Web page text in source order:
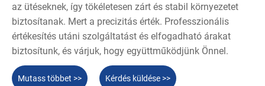
az ütéseknek, így tökéletesen zárt és stabil környezetet
biztosítanak. Mert a precizitás érték. Professzionális
értékesítés utáni szolgáltatást és elfogadható árakat
biztosítunk, és várjuk, hogy együttműködjünk Önnel.
Mutass többet >> Kérdés küldése >>